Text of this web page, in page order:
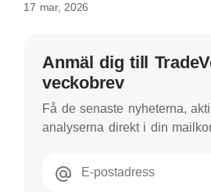
17 mar, 2026
Anmäl dig till
veckobrev
Få de senaste nyheterna,
analyserna direkt i din
E-postadress